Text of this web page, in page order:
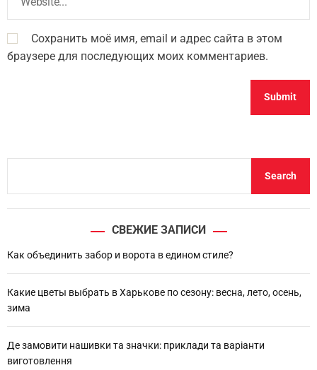
Сохранить моё имя, email и адрес сайта в этом
браузере для последующих моих комментариев.
h
Search
СВЕЖИЕ ЗАПИСИ
Как объединить забор и ворота в едином стиле?
Какие цветы выбрать в Харькове по сезону: весна, лето, осень,
зима
Де замовити нашивки та значки: приклади та варіанти
виготовлення